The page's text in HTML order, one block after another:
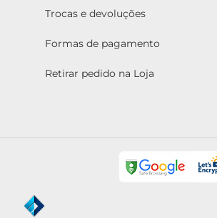
Trocas e devoluções
Formas de pagamento
Retirar pedido na Loja